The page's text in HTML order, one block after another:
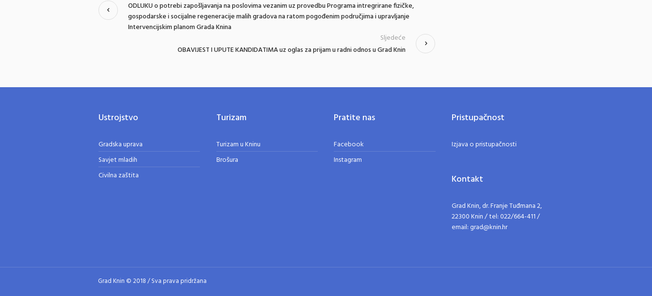
ODLUKU o potrebi zapošljavanja na poslovima vezanim uz provedbu Programa intregrirane fizičke,
gospodarske i socijalne regeneracije malih gradova na ratom pogođenim područjima i upravljanje
Intervencijskim planom Grada Knina
OBAVIJEST I UPUTE KANDIDATIMA uz oglas za prijam u radni odnos u Grad Knin
Sljedeće
Ustrojstvo
Gradska uprava
Savjet mladih
Civilna zaštita
Turizam
Turizam u Kninu
Brošura
Pratite nas
Facebook
Instagram
Pristupačnost
Izjava o pristupačnosti
Kontakt
Grad Knin, dr. Franje Tuđmana 2,
22300 Knin / tel: 022/664-411 /
email: grad@knin.hr
Grad Knin © 2018 / Sva prava pridržana